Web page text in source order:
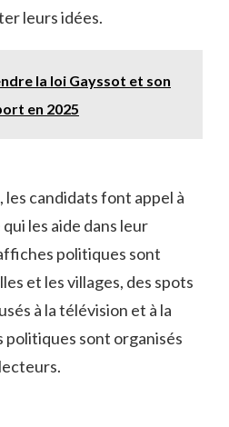
leurs idées.
la loi Gayssot et son
en 2025
les candidats ⁢font appel à
les aide dans leur
politiques sont⁢
et les villages, des spots
à la⁢ télévision et‌ à la
politiques​ sont organisés‍